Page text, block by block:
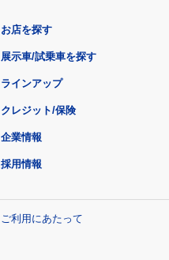
お店を探す
展示車/試乗車を探す
ラインアップ
クレジット/保険
企業情報
採用情報
ご利用にあたって